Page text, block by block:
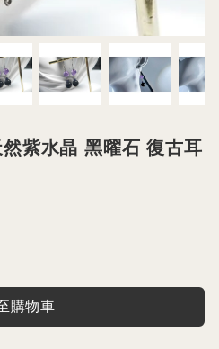
紫水晶 黑曜石 復古耳
購物車